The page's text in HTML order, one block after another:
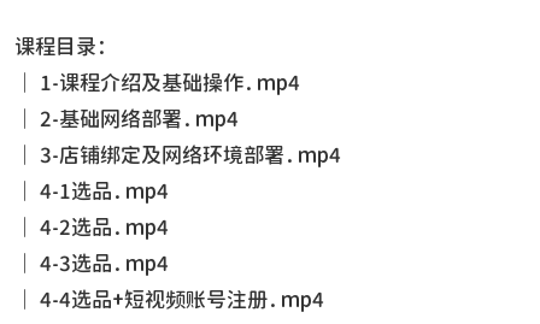
课程目录：
│ 1-课程介绍及基础操作.mp4
│ 2-基础网络部署.mp4
│ 3-店铺绑定及网络环境部署.mp4
│ 4-1选品.mp4
│ 4-2选品.mp4
│ 4-3选品.mp4
│ 4-4选品+短视频账号注册.mp4